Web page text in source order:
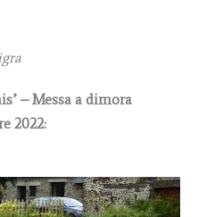
– Messa a dimora
2022: